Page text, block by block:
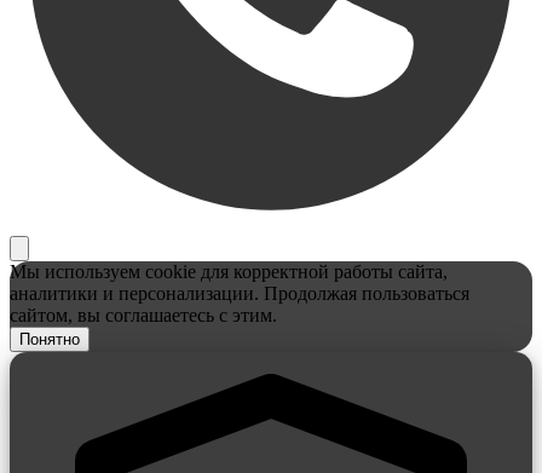
Мы используем cookie для корректной работы сайта,
аналитики и персонализации. Продолжая пользоваться
сайтом, вы соглашаетесь с этим.
Понятно